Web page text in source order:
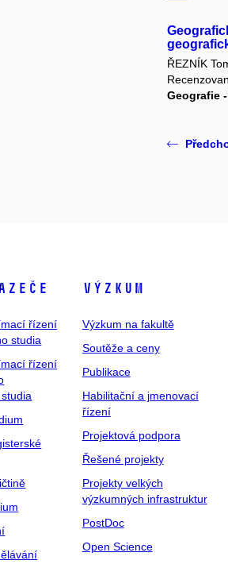
ŘEZNÍK
Geografie
řízení
studia
řízení
Výzkum
Výzkum na fakultě
Soutěže a ceny
Publikace
Habilitační a jmenovací
řízení
Projektová podpora
Řešené projekty
Projekty velkých
výzkumných infrastruktur
PostDoc
Open Science